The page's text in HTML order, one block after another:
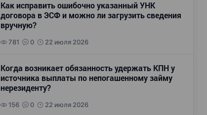
Как исправить ошибочно указанный УНК
договора в ЭСФ и можно ли загрузить сведения
вручную?
781 0 22 июля 2026
Когда возникает обязанность удержать КПН у
источника выплаты по непогашенному займу
нерезиденту?
156 0 22 июля 2026